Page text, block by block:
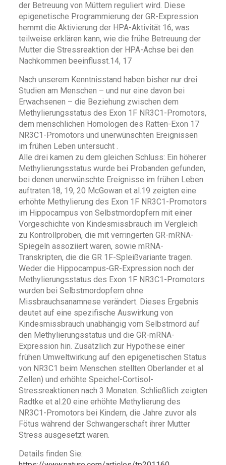
der Betreuung von Müttern reguliert wird. Diese
epigenetische Programmierung der GR-Expression
hemmt die Aktivierung der HPA-Aktivität 16, was
teilweise erklären kann, wie die frühe Betreuung der
Mutter die Stressreaktion der HPA-Achse bei den
Nachkommen beeinflusst.14, 17
Nach unserem Kenntnisstand haben bisher nur drei
Studien am Menschen – und nur eine davon bei
Erwachsenen – die Beziehung zwischen dem
Methylierungsstatus des Exon 1F NR3C1-Promotors,
dem menschlichen Homologen des Ratten-Exon 17
NR3C1-Promotors und unerwünschten Ereignissen
im frühen Leben untersucht .
Alle drei kamen zu dem gleichen Schluss: Ein höherer
Methylierungsstatus wurde bei Probanden gefunden,
bei denen unerwünschte Ereignisse im frühen Leben
auftraten.18, 19, 20 McGowan et al.19 zeigten eine
erhöhte Methylierung des Exon 1F NR3C1-Promotors
im Hippocampus von Selbstmordopfern mit einer
Vorgeschichte von Kindesmissbrauch im Vergleich
zu Kontrollproben, die mit verringerten GR-mRNA-
Spiegeln assoziiert waren, sowie mRNA-
Transkripten, die die GR 1F-Spleißvariante tragen.
Weder die Hippocampus-GR-Expression noch der
Methylierungsstatus des Exon 1F NR3C1-Promotors
wurden bei Selbstmordopfern ohne
Missbrauchsanamnese verändert. Dieses Ergebnis
deutet auf eine spezifische Auswirkung von
Kindesmissbrauch unabhängig vom Selbstmord auf
den Methylierungsstatus und die GR-mRNA-
Expression hin. Zusätzlich zur Hypothese einer
frühen Umweltwirkung auf den epigenetischen Status
von NR3C1 beim Menschen stellten Oberlander et al
Zellen) und erhöhte Speichel-Cortisol-
Stressreaktionen nach 3 Monaten. Schließlich zeigten
Radtke et al.20 eine erhöhte Methylierung des
NR3C1-Promotors bei Kindern, die Jahre zuvor als
Fötus während der Schwangerschaft ihrer Mutter
Stress ausgesetzt waren.
Details finden Sie: